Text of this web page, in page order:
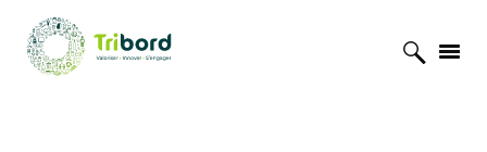
Accueil»